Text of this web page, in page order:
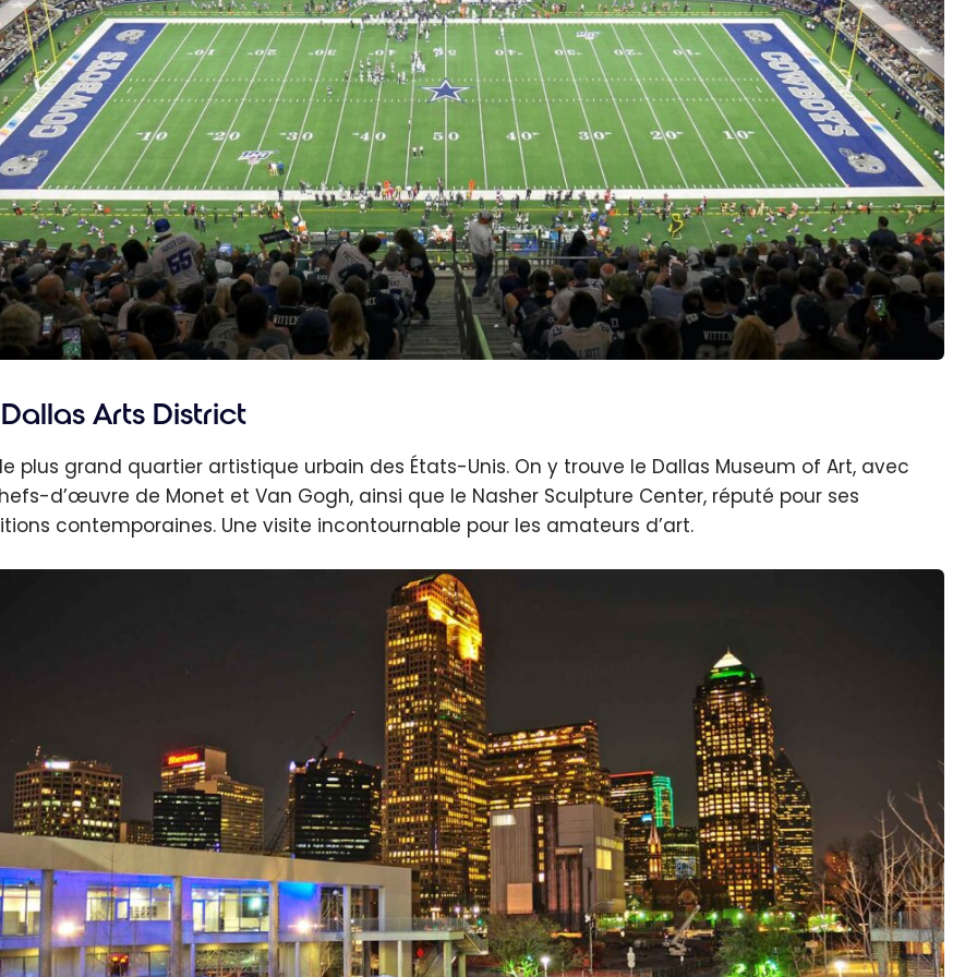
Dallas Arts District
le plus grand quartier artistique urbain des États-Unis. On y trouve le Dallas Museum of Art, avec
d’œuvre de Monet et Van Gogh, ainsi que le Nasher Sculpture Center, réputé pour ses
contemporaines. Une visite incontournable pour les amateurs d’art.